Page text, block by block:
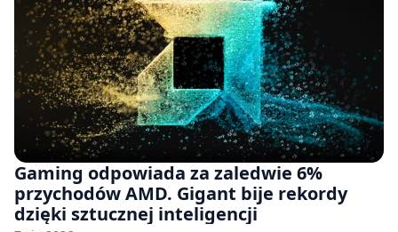
Gaming odpowiada za zaledwie 6%
przychodów AMD. Gigant bije rekordy
dzięki sztucznej inteligencji